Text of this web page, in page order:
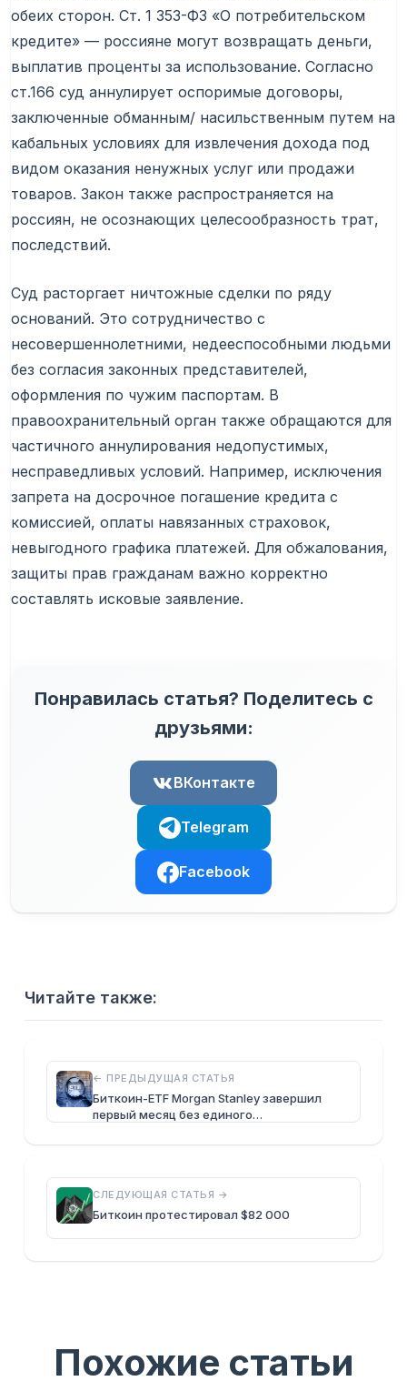
обеих сторон. Ст. 1 353-ФЗ «О потребительском
кредите» — россияне могут возвращать деньги,
выплатив проценты за использование. Согласно
ст.166 суд аннулирует оспоримые договоры,
заключенные обманным/ насильственным путем на
кабальных условиях для извлечения дохода под
видом оказания ненужных услуг или продажи
товаров. Закон также распространяется на
россиян, не осознающих целесообразность трат,
последствий.
Суд расторгает ничтожные сделки по ряду
оснований. Это сотрудничество с
несовершеннолетними, недееспособными людьми
без согласия законных представителей,
оформления по чужим паспортам. В
правоохранительный орган также обращаются для
частичного аннулирования недопустимых,
несправедливых условий. Например, исключения
запрета на досрочное погашение кредита с
комиссией, оплаты навязанных страховок,
невыгодного графика платежей. Для обжалования,
защиты прав гражданам важно корректно
составлять исковые заявление.
Понравилась статья? Поделитесь с
друзьями:
ВКонтакте
Telegram
Facebook
Читайте также:
← ПРЕДЫДУЩАЯ СТАТЬЯ
Биткоин-ETF Morgan Stanley завершил
первый месяц без единого…
СЛЕДУЮЩАЯ СТАТЬЯ →
Биткоин протестировал $82 000
Похожие статьи